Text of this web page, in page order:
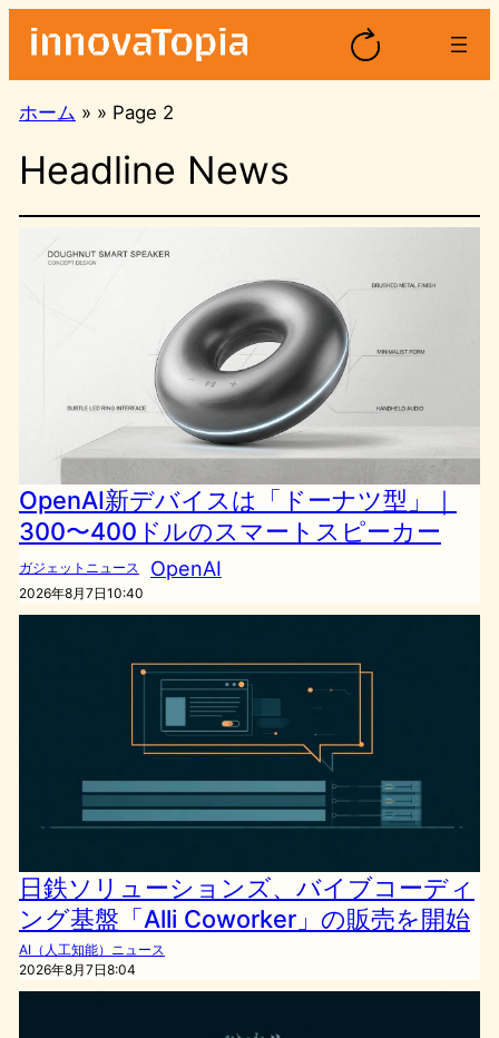
を
ス
ッ
ホーム » » Page 2
Headline News
OpenAI新デバイスは「ドーナツ型」｜
300〜400ドルのスマートスピーカー
ガジェットニュース OpenAI
2026年8月7日10:40
日鉄ソリューションズ、バイブコーディ
ング基盤「Alli Coworker」の販売を開始
AI（人工知能）ニュース
2026年8月7日8:04